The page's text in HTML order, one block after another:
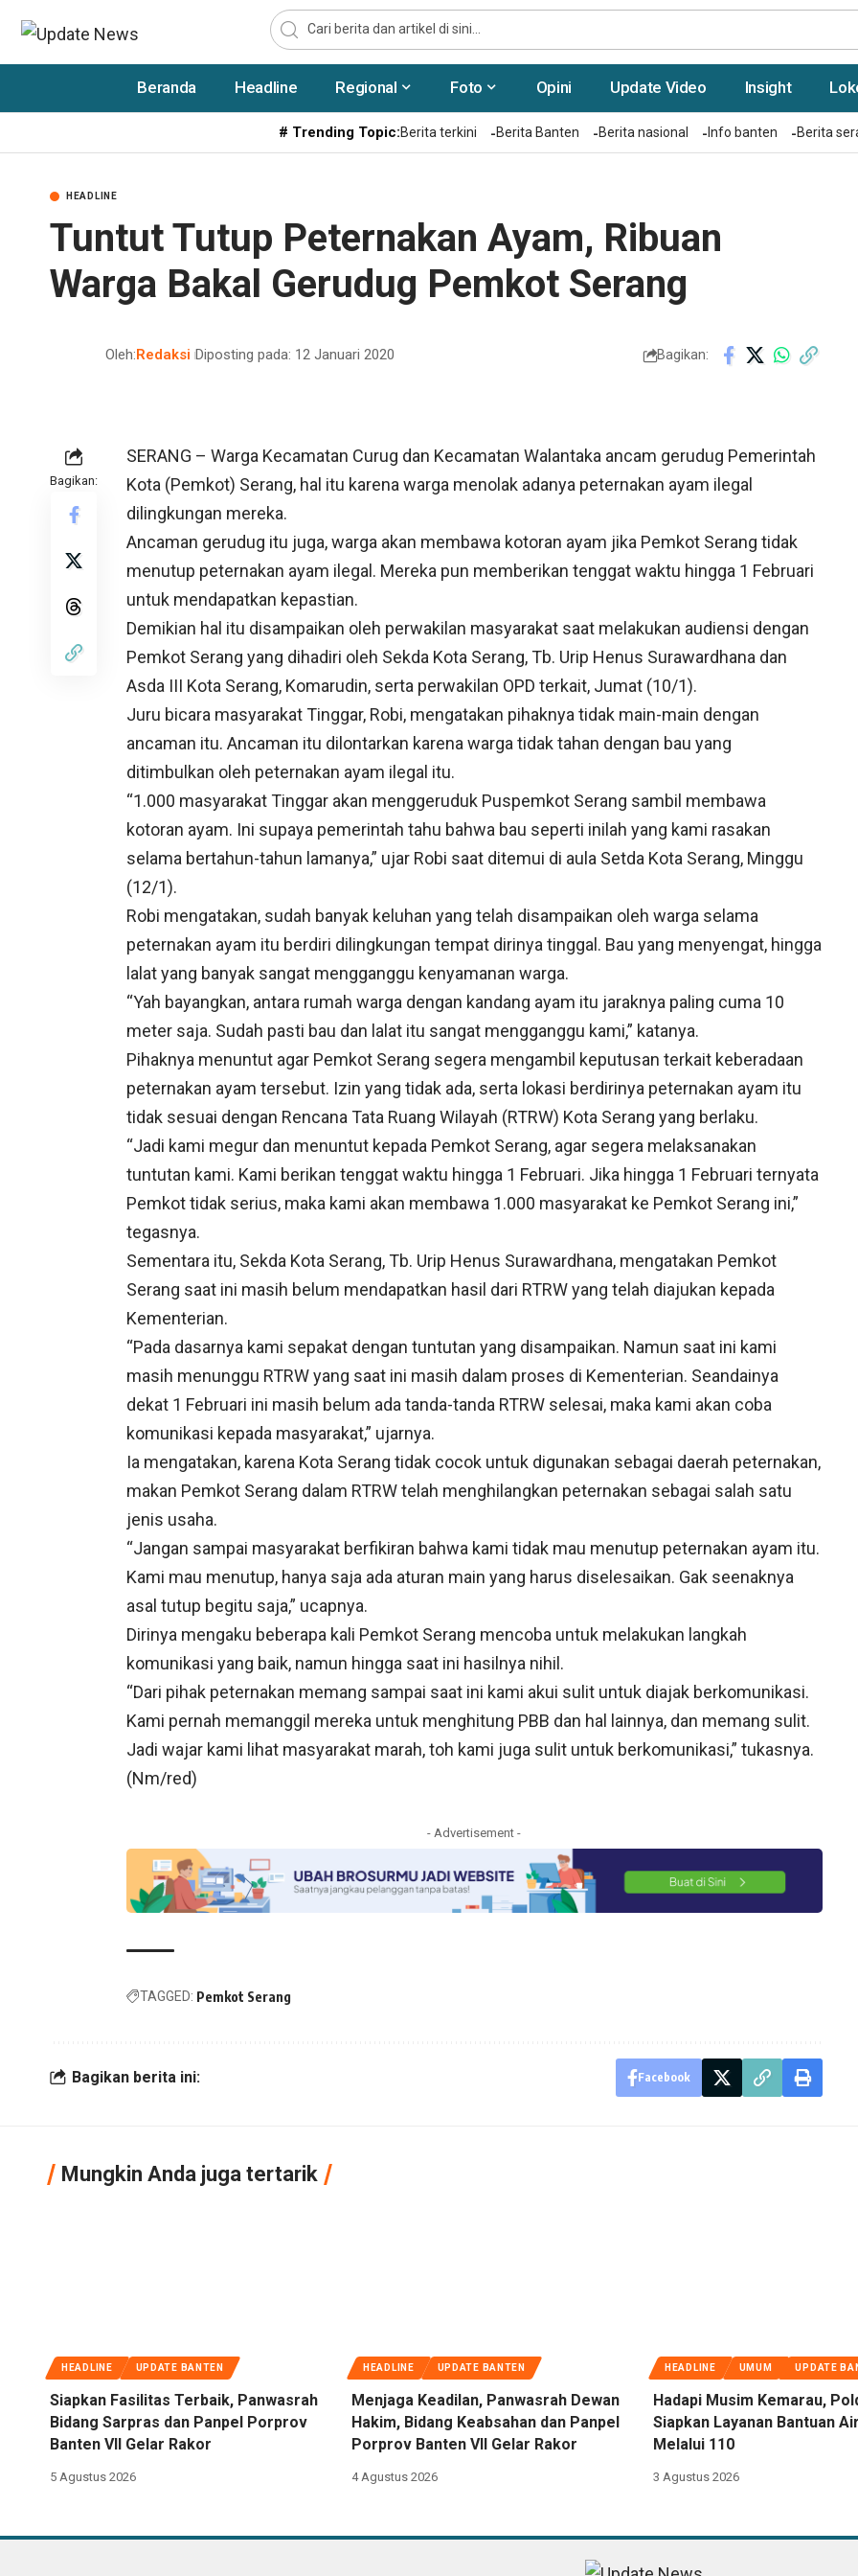
Beranda Headline Regional Foto Opini Update Video Insight
# Trending Topic:Berita terkini Berita Banten Berita nasional Info banten Berita
HEADLINE
Tuntut Tutup Peternakan Ayam, Ribuan
Warga Bakal Gerudug Pemkot Serang
Oleh:Redaksi Diposting pada: 12 Januari 2020 Bagikan:
Bagikan:
SERANG – Warga Kecamatan Curug dan Kecamatan Walantaka ancam gerudug Pemerintah
Kota (Pemkot) Serang, hal itu karena warga menolak adanya peternakan ayam ilegal
dilingkungan mereka.
Ancaman gerudug itu juga, warga akan membawa kotoran ayam jika Pemkot Serang tidak
menutup peternakan ayam ilegal. Mereka pun memberikan tenggat waktu hingga 1 Februari
untuk mendapatkan kepastian.
Demikian hal itu disampaikan oleh perwakilan masyarakat saat melakukan audiensi dengan
Pemkot Serang yang dihadiri oleh Sekda Kota Serang, Tb. Urip Henus Surawardhana dan
Asda III Kota Serang, Komarudin, serta perwakilan OPD terkait, Jumat (10/1).
Juru bicara masyarakat Tinggar, Robi, mengatakan pihaknya tidak main-main dengan
ancaman itu. Ancaman itu dilontarkan karena warga tidak tahan dengan bau yang
ditimbulkan oleh peternakan ayam ilegal itu.
“1.000 masyarakat Tinggar akan menggeruduk Puspemkot Serang sambil membawa
kotoran ayam. Ini supaya pemerintah tahu bahwa bau seperti inilah yang kami rasakan
selama bertahun-tahun lamanya,” ujar Robi saat ditemui di aula Setda Kota Serang, Minggu
(12/1).
Robi mengatakan, sudah banyak keluhan yang telah disampaikan oleh warga selama
peternakan ayam itu berdiri dilingkungan tempat dirinya tinggal. Bau yang menyengat, hingga
lalat yang banyak sangat mengganggu kenyamanan warga.
“Yah bayangkan, antara rumah warga dengan kandang ayam itu jaraknya paling cuma 10
meter saja. Sudah pasti bau dan lalat itu sangat mengganggu kami,” katanya.
Pihaknya menuntut agar Pemkot Serang segera mengambil keputusan terkait keberadaan
peternakan ayam tersebut. Izin yang tidak ada, serta lokasi berdirinya peternakan ayam itu
tidak sesuai dengan Rencana Tata Ruang Wilayah (RTRW) Kota Serang yang berlaku.
“Jadi kami megur dan menuntut kepada Pemkot Serang, agar segera melaksanakan
tuntutan kami. Kami berikan tenggat waktu hingga 1 Februari. Jika hingga 1 Februari ternyata
Pemkot tidak serius, maka kami akan membawa 1.000 masyarakat ke Pemkot Serang ini,”
tegasnya.
Sementara itu, Sekda Kota Serang, Tb. Urip Henus Surawardhana, mengatakan Pemkot
Serang saat ini masih belum mendapatkan hasil dari RTRW yang telah diajukan kepada
Kementerian.
“Pada dasarnya kami sepakat dengan tuntutan yang disampaikan. Namun saat ini kami
masih menunggu RTRW yang saat ini masih dalam proses di Kementerian. Seandainya
dekat 1 Februari ini masih belum ada tanda-tanda RTRW selesai, maka kami akan coba
komunikasi kepada masyarakat,” ujarnya.
Ia mengatakan, karena Kota Serang tidak cocok untuk digunakan sebagai daerah peternakan,
makan Pemkot Serang dalam RTRW telah menghilangkan peternakan sebagai salah satu
jenis usaha.
“Jangan sampai masyarakat berfikiran bahwa kami tidak mau menutup peternakan ayam itu.
Kami mau menutup, hanya saja ada aturan main yang harus diselesaikan. Gak seenaknya
asal tutup begitu saja,” ucapnya.
Dirinya mengaku beberapa kali Pemkot Serang mencoba untuk melakukan langkah
komunikasi yang baik, namun hingga saat ini hasilnya nihil.
“Dari pihak peternakan memang sampai saat ini kami akui sulit untuk diajak berkomunikasi.
Kami pernah memanggil mereka untuk menghitung PBB dan hal lainnya, dan memang sulit.
Jadi wajar kami lihat masyarakat marah, toh kami juga sulit untuk berkomunikasi,” tukasnya.
(Nm/red)
- Advertisement -
TAGGED: Pemkot Serang
Bagikan berita ini: Facebook
Mungkin Anda juga tertarik
HEADLINE UPDATE BANTEN
Siapkan Fasilitas Terbaik, Panwasrah
Bidang Sarpras dan Panpel Porprov
Banten VII Gelar Rakor
5 Agustus 2026
HEADLINE UPDATE BANTEN
Menjaga Keadilan, Panwasrah Dewan
Hakim, Bidang Keabsahan dan Panpel
Porprov Banten VII Gelar Rakor
4 Agustus 2026
HEADLINE UMUM UPDATE
Hadapi Musim Kemarau,
Siapkan Layanan Bantuan
Melalui 110
3 Agustus 2026